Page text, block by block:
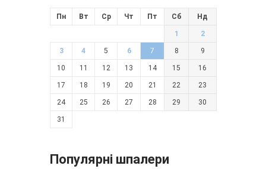
Пн Вт Ср Чт Пт Сб Нд
1 2
3 4 5 6 7 8 9
10 11 12 13 14 15 16
17 18 19 20 21 22 23
24 25 26 27 28 29 30
31
Популярні шпалери